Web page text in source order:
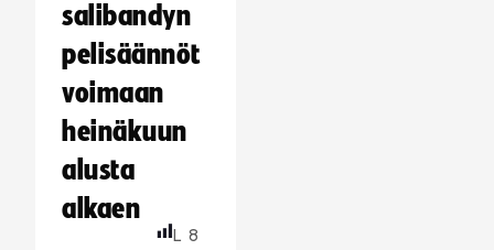
salibandyn
pelisäännöt
voimaan
heinäkuun
alusta
alkaen
L 8